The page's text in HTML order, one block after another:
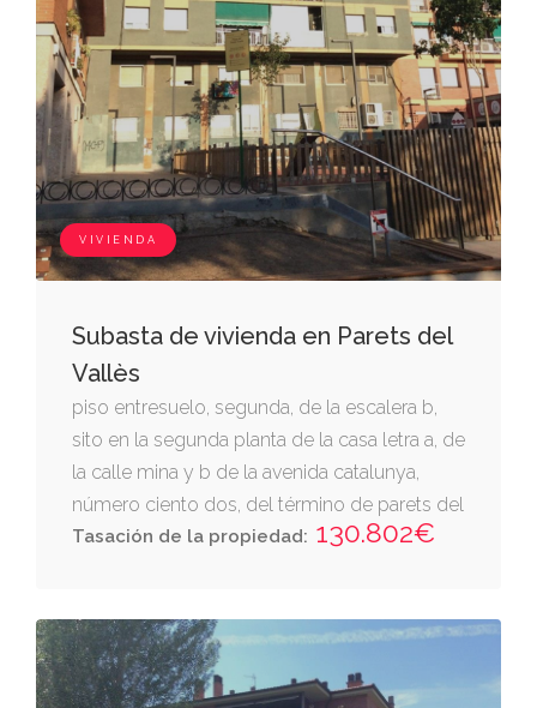
VIVIENDA
Subasta de vivienda en Parets del
Vallès
piso entresuelo, segunda, de la escalera b,
sito en la segunda planta de la casa letra a, de
la calle mina y b de la avenida catalunya,
número ciento dos, del término de parets del
vallès. inscrita en el registro de la propiedad
Tasación de la propiedad: 130.802€